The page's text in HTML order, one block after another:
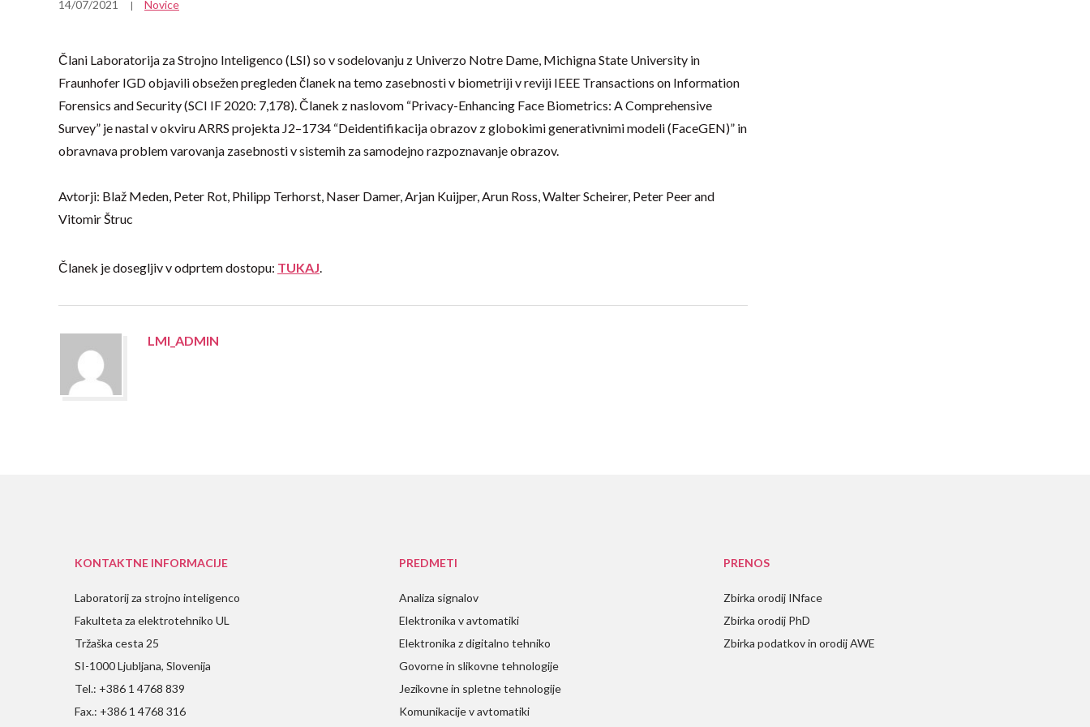
14/07/2021 Novice
Člani Laboratorija za Strojno Inteligenco (LSI) so v sodelovanju z Univerzo Notre Dame, Michigna State University in
Fraunhofer IGD objavili obsežen pregleden članek na temo zasebnosti v biometriji v reviji IEEE Transactions on Information
Forensics and Security (SCI IF 2020: 7,178). Članek z naslovom “Privacy-Enhancing Face Biometrics: A Comprehensive
Survey” je nastal v okviru ARRS projekta J2–1734 “Deidentifikacija obrazov z globokimi generativnimi modeli (FaceGEN)” in
obravnava problem varovanja zasebnosti v sistemih za samodejno razpoznavanje obrazov.
Avtorji: Blaž Meden, Peter Rot, Philipp Terhorst, Naser Damer, Arjan Kuijper, Arun Ross, Walter Scheirer, Peter Peer and
Vitomir Štruc
Članek je dosegljiv v odprtem dostopu: TUKAJ.
LMI_ADMIN
KONTAKTNE INFORMACIJE
Laboratorij za strojno inteligenco
Fakulteta za elektrotehniko UL
Tržaška cesta 25
SI-1000 Ljubljana, Slovenija
Tel.: +386 1 4768 839
Fax.: +386 1 4768 316
PREDMETI
Analiza signalov
Elektronika v avtomatiki
Elektronika z digitalno tehniko
Govorne in slikovne tehnologije
Jezikovne in spletne tehnologije
Komunikacije v avtomatiki
PRENOS
Zbirka orodij INface
Zbirka orodij PhD
Zbirka podatkov in orodij AWE